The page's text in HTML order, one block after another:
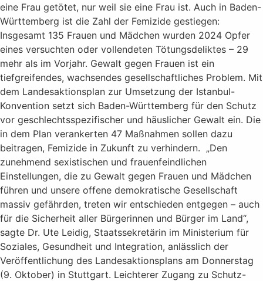
eine Frau getötet, nur weil sie eine Frau ist. Auch in Baden-
Württemberg ist die Zahl der Femizide gestiegen:
Insgesamt 135 Frauen und Mädchen wurden 2024 Opfer
eines versuchten oder vollendeten Tötungsdeliktes – 29
mehr als im Vorjahr. Gewalt gegen Frauen ist ein
tiefgreifendes, wachsendes gesellschaftliches Problem. Mit
dem Landesaktionsplan zur Umsetzung der Istanbul-
Konvention setzt sich Baden-Württemberg für den Schutz
vor geschlechtsspezifischer und häuslicher Gewalt ein. Die
in dem Plan verankerten 47 Maßnahmen sollen dazu
beitragen, Femizide in Zukunft zu verhindern. „Den
zunehmend sexistischen und frauenfeindlichen
Einstellungen, die zu Gewalt gegen Frauen und Mädchen
führen und unsere offene demokratische Gesellschaft
massiv gefährden, treten wir entschieden entgegen – auch
für die Sicherheit aller Bürgerinnen und Bürger im Land“,
sagte Dr. Ute Leidig, Staatssekretärin im Ministerium für
Soziales, Gesundheit und Integration, anlässlich der
Veröffentlichung des Landesaktionsplans am Donnerstag
(9. Oktober) in Stuttgart. Leichterer Zugang zu Schutz-